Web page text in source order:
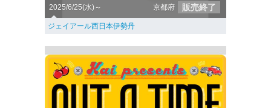
2025/6/25(水)～ 京都府 販売終了
ジェイアール西日本伊勢丹